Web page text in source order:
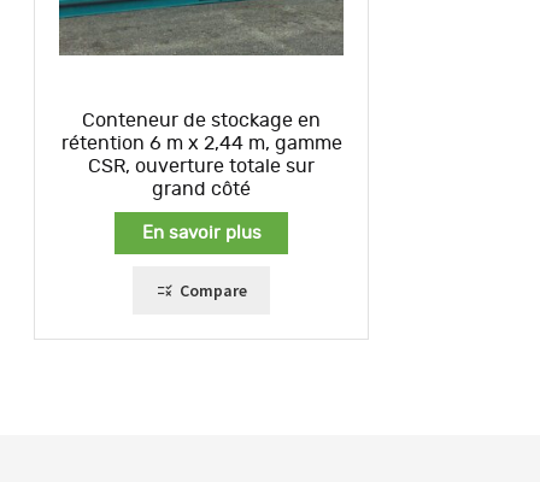
Conteneur de stockage en
rétention 6 m x 2,44 m, gamme
CSR, ouverture totale sur
grand côté
En savoir plus
Compare